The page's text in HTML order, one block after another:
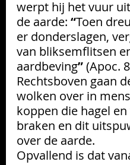
werpt hij het vuur
de aarde: “Toen
er donderslagen,
van bliksemflitsen
aardbeving” (Apoc.
Rechtsboven gaan
wolken over in
koppen die hagel
braken en dit
over de aarde.
Opvallend is dat